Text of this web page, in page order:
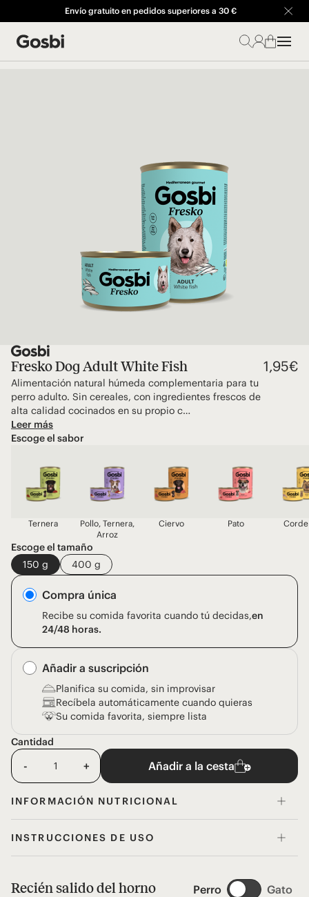
Envío gratuito en pedidos superiores a 30 €
Fresko Dog Adult White Fish 1,95€
Alimentación natural húmeda complementaria para tu
perro adulto. Sin cereales, con ingredientes frescos de
alta calidad cocinados en su propio c…
Leer más
Escoge el sabor
Ternera
Pollo, Ternera,
Arroz
Ciervo Pato
Escoge el tamaño
150 g
400 g
Compra única
Recibe su comida favorita cuando tú decidas,en
24/48 horas.
Añadir a suscripción
Planifica su comida, sin improvisar
Recíbela automáticamente cuando quieras
Su comida favorita, siempre lista
Cantidad
- + Añadir a la cesta
INFORMACIÓN NUTRICIONAL
INSTRUCCIONES DE USO
Recién salido del horno Perro Gato